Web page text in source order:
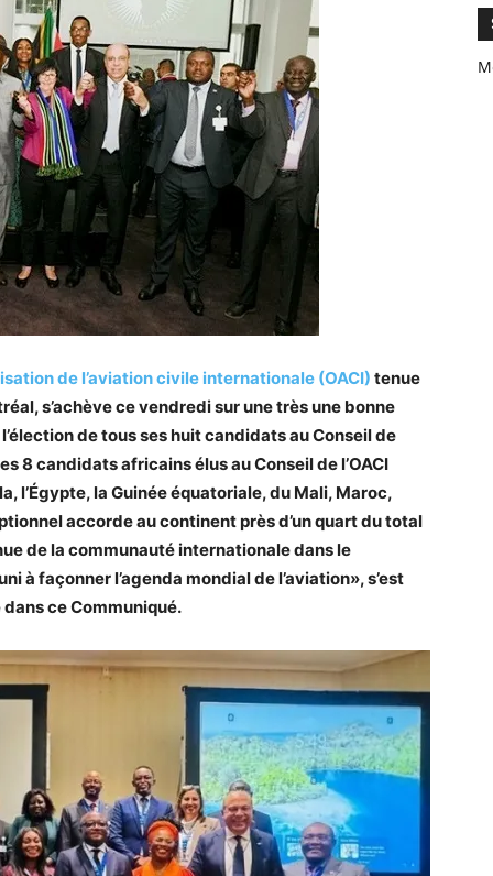
de l’aviation civile internationale (OACI) tenue
s’achève ce vendredi sur une très une bonne
de tous ses huit candidats au Conseil de
8 candidats africains élus au Conseil de l’OACI
l’Égypte, la Guinée équatoriale, du Mali, Maroc,
accorde au continent près d’un quart du total
de la communauté internationale dans le
à façonner l’agenda mondial de l’aviation», s’est
ce Communiqué.